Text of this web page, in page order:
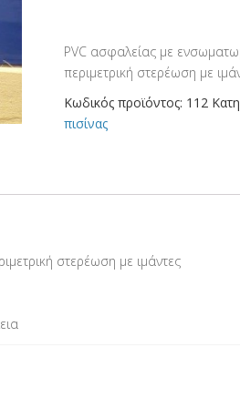
PVC ασφαλείας με
περιμετρική στερέωση με
Κωδικός προϊόντος: 112
πισίνας
στερέωση με ιμάντες